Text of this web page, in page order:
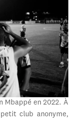
Mbappé en 2022. À
club anonyme,